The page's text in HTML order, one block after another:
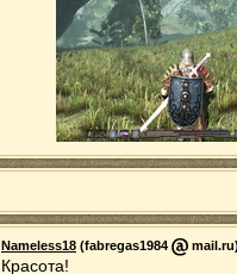
Nameless18 (fabregas1984
Красота!